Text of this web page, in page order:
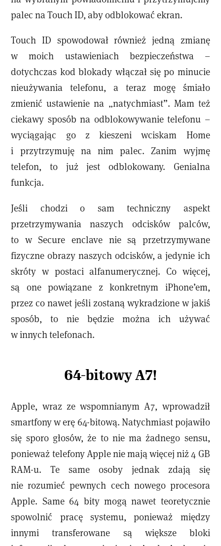
palec na Touch ID, aby odblokować ekran.
Touch ID spowodował również jedną zmianę
w moich ustawieniach bezpieczeństwa –
dotychczas kod blokady włączał się po minucie
nieużywania telefonu, a teraz mogę śmiało
zmienić ustawienie na „natychmiast”. Mam też
ciekawy sposób na odblokowywanie telefonu –
wyciągając go z kieszeni wciskam Home
i przytrzymuję na nim palec. Zanim wyjmę
telefon, to już jest odblokowany. Genialna
funkcja.
Jeśli chodzi o sam techniczny aspekt
przetrzymywania naszych odcisków palców,
to w Secure enclave nie są przetrzymywane
fizyczne obrazy naszych odcisków, a jedynie ich
skróty w postaci alfanumerycznej. Co więcej,
są one powiązane z konkretnym iPhone’em,
przez co nawet jeśli zostaną wykradzione w jakiś
sposób, to nie będzie można ich używać
w innych telefonach.
64-bitowy A7!
Apple, wraz ze wspomnianym A7, wprowadził
smartfony w erę 64-bitową. Natychmiast pojawiło
się sporo głosów, że to nie ma żadnego sensu,
ponieważ telefony Apple nie mają więcej niż 4 GB
RAM-u. Te same osoby jednak zdają się
nie rozumieć pewnych cech nowego procesora
Apple. Same 64 bity mogą nawet teoretycznie
spowolnić pracę systemu, ponieważ między
innymi transferowane są większe bloki